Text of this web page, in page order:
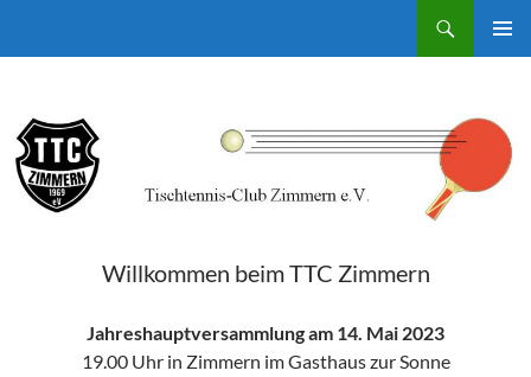
Willkommen beim TTC Zimmern
Jahreshauptversammlung am 14. Mai 2023
19.00 Uhr in Zimmern im Gasthaus zur Sonne